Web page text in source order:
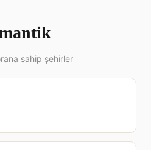
sahip şehirler